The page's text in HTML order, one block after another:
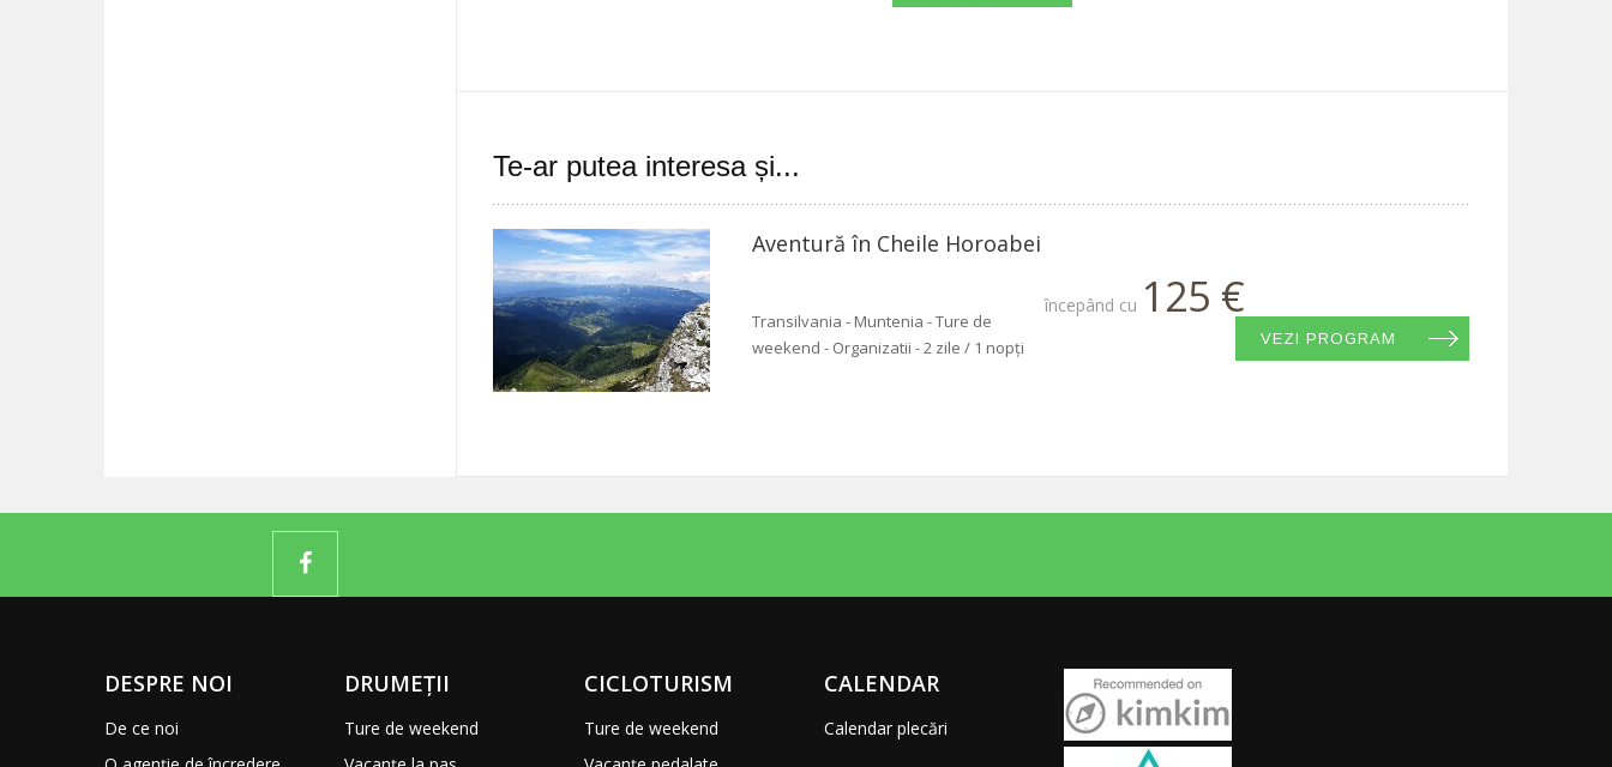
Te-ar putea interesa și...
Aventură în Cheile Horoabei
Transilvania - Muntenia - Ture de
weekend - Organizatii - 2 zile / 1 nopți
începând cu 125 €
VEZI PROGRAM
DESPRE NOI
De ce noi
DRUMEȚII
Ture de weekend
CICLOTURISM
Ture de weekend
CALENDAR
Calendar plecări